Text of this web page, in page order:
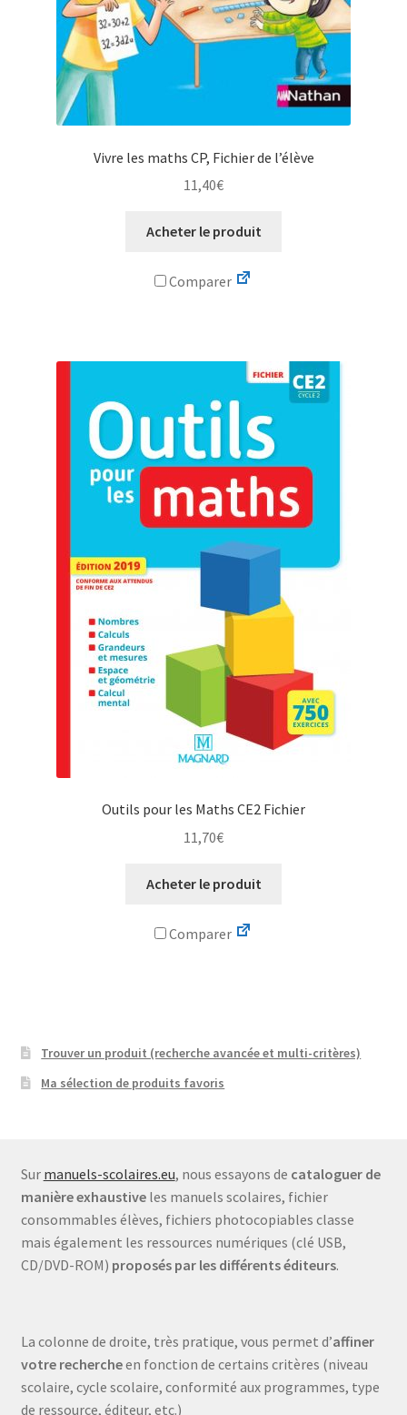
Vivre les maths CP, Fichier de l’élève
11,40€
Acheter le produit
Comparer
Outils pour les Maths CE2 Fichier
11,70€
Acheter le produit
Comparer
Trouver un produit (recherche avancée et multi-critères)
Ma sélection de produits favoris
Sur manuels-scolaires.eu, nous essayons de cataloguer de
manière exhaustiveles manuels scolaires, fichier
consommables élèves, fichiers photocopiables classe
mais également les ressources numériques (clé USB,
CD/DVD-ROM) proposés par les différents éditeurs.
La colonne de droite, très pratique, vous permet d’affiner
votre rechercheen fonction de certains critères (niveau
scolaire, cycle scolaire, conformité aux programmes, type
de ressource, éditeur, etc.)